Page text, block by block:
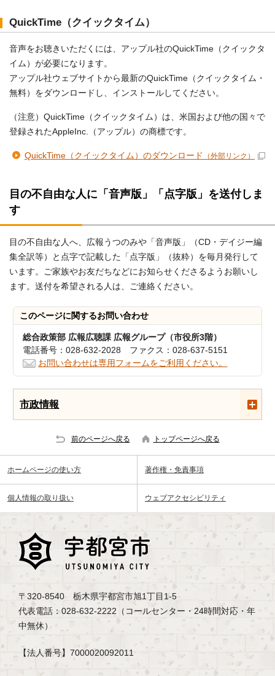
QuickTime（クイックタイム）
音声をお聴きいただくには、アップル社のQuickTime（クイックタ
イム）が必要になります。
アップル社ウェブサイトから最新のQuickTime（クイックタイム・
無料）をダウンロードし、インストールしてください。
（注意）QuickTime（クイックタイム）は、米国および他の国々で
登録されたAppleInc.（アップル）の商標です。
QuickTime（クイックタイム）のダウンロード （外部リンク）
目の不自由な人に「音声版」「点字版」を送付しま
す
目の不自由な人へ、広報うつのみや「音声版」（CD・デイジー編
集全訳等）と点字で記載した「点字版」（抜粋）を毎月発行して
います。ご家族やお友だちなどにお知らせくださるようお願いし
ます。送付を希望される人は、ご連絡ください。
このページに関するお問い合わせ
総合政策部 広報広聴課 広報グループ（市役所3階）
電話番号：028-632-2028 ファクス：028-637-5151
お問い合わせは専用フォームをご利用ください。
市政情報
前のページへ戻る トップページへ戻る
ホームページの使い方 著作権・免責事項
個人情報の取り扱い ウェブアクセシビリティ
〒320-8540 栃木県宇都宮市旭1丁目1-5
代表電話：028-632-2222（コールセンター・24時間対応・年
中無休）
【法人番号】7000020092011